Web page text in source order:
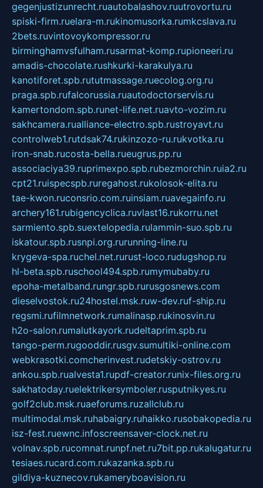
gegenjustizunrecht.ruautobalashov.ruutrovortu.ru
spiski-firm.ruelara-m.rukinomusorka.rumkcslava.ru
2bets.ruvintovoykompressor.ru
birminghamvsfulham.rusarmat-komp.rupioneeri.ru
amadis-chocolate.rushkurki-karakulya.ru
kanotiforet.spb.rututmassage.ruecolog.org.ru
praga.spb.rufalcorussia.ruautodoctorservis.ru
kamertondom.spb.runet-life.net.ruavto-vozim.ru
sakhcamera.rualliance-electro.spb.rustroyavt.ru
controlweb1.rutdsak74.rukinzozo-ru.rukvotka.ru
iron-snab.rucosta-bella.rueugrus.pp.ru
associaciya39.ruprimexpo.spb.rubezmorchin.ruia2.ru
cpt21.ruispecspb.ruregahost.rukolosok-elita.ru
tae-kwon.ruconsrio.com.ruinsiam.ruavegainfo.ru
archery161.rubigencyclica.ruvlast16.rukorru.net
sarmiento.spb.suextelopedia.rulammin-suo.spb.ru
iskatour.spb.rusnpi.org.rurunning-line.ru
krygeva-spa.ruchel.net.rurust-loco.rudugshop.ru
hl-beta.spb.ruschool494.spb.rumymubaby.ru
epoha-metalband.rungr.spb.rurusgosnews.com
dieselvostok.ru24hostel.msk.ruw-dev.ruf-ship.ru
regsmi.rufilmnetwork.rumalinasp.rukinosvin.ru
h2o-salon.rumalutkayork.rudeltaprim.spb.ru
tango-perm.rugooddir.rusgv.sumultiki-online.com
webkrasotki.comcherinvest.rudetskiy-ostrov.ru
ankou.spb.rualvesta1.rupdf-creator.runix-files.org.ru
sakhatoday.ruelektrikersymboler.rusputnikyes.ru
golf2club.msk.ruaeforums.ruzallclub.ru
multimodal.msk.ruhabaigry.ruhaikko.rusobakopedia.ru
isz-fest.ruewnc.infoscreensaver-clock.net.ru
volnav.spb.rucomnat.runpf.net.ru7bit.pp.rukalugatur.ru
tesiaes.rucard.com.rukazanka.spb.ru
gildiya-kuznecov.rukameryboavision.ru